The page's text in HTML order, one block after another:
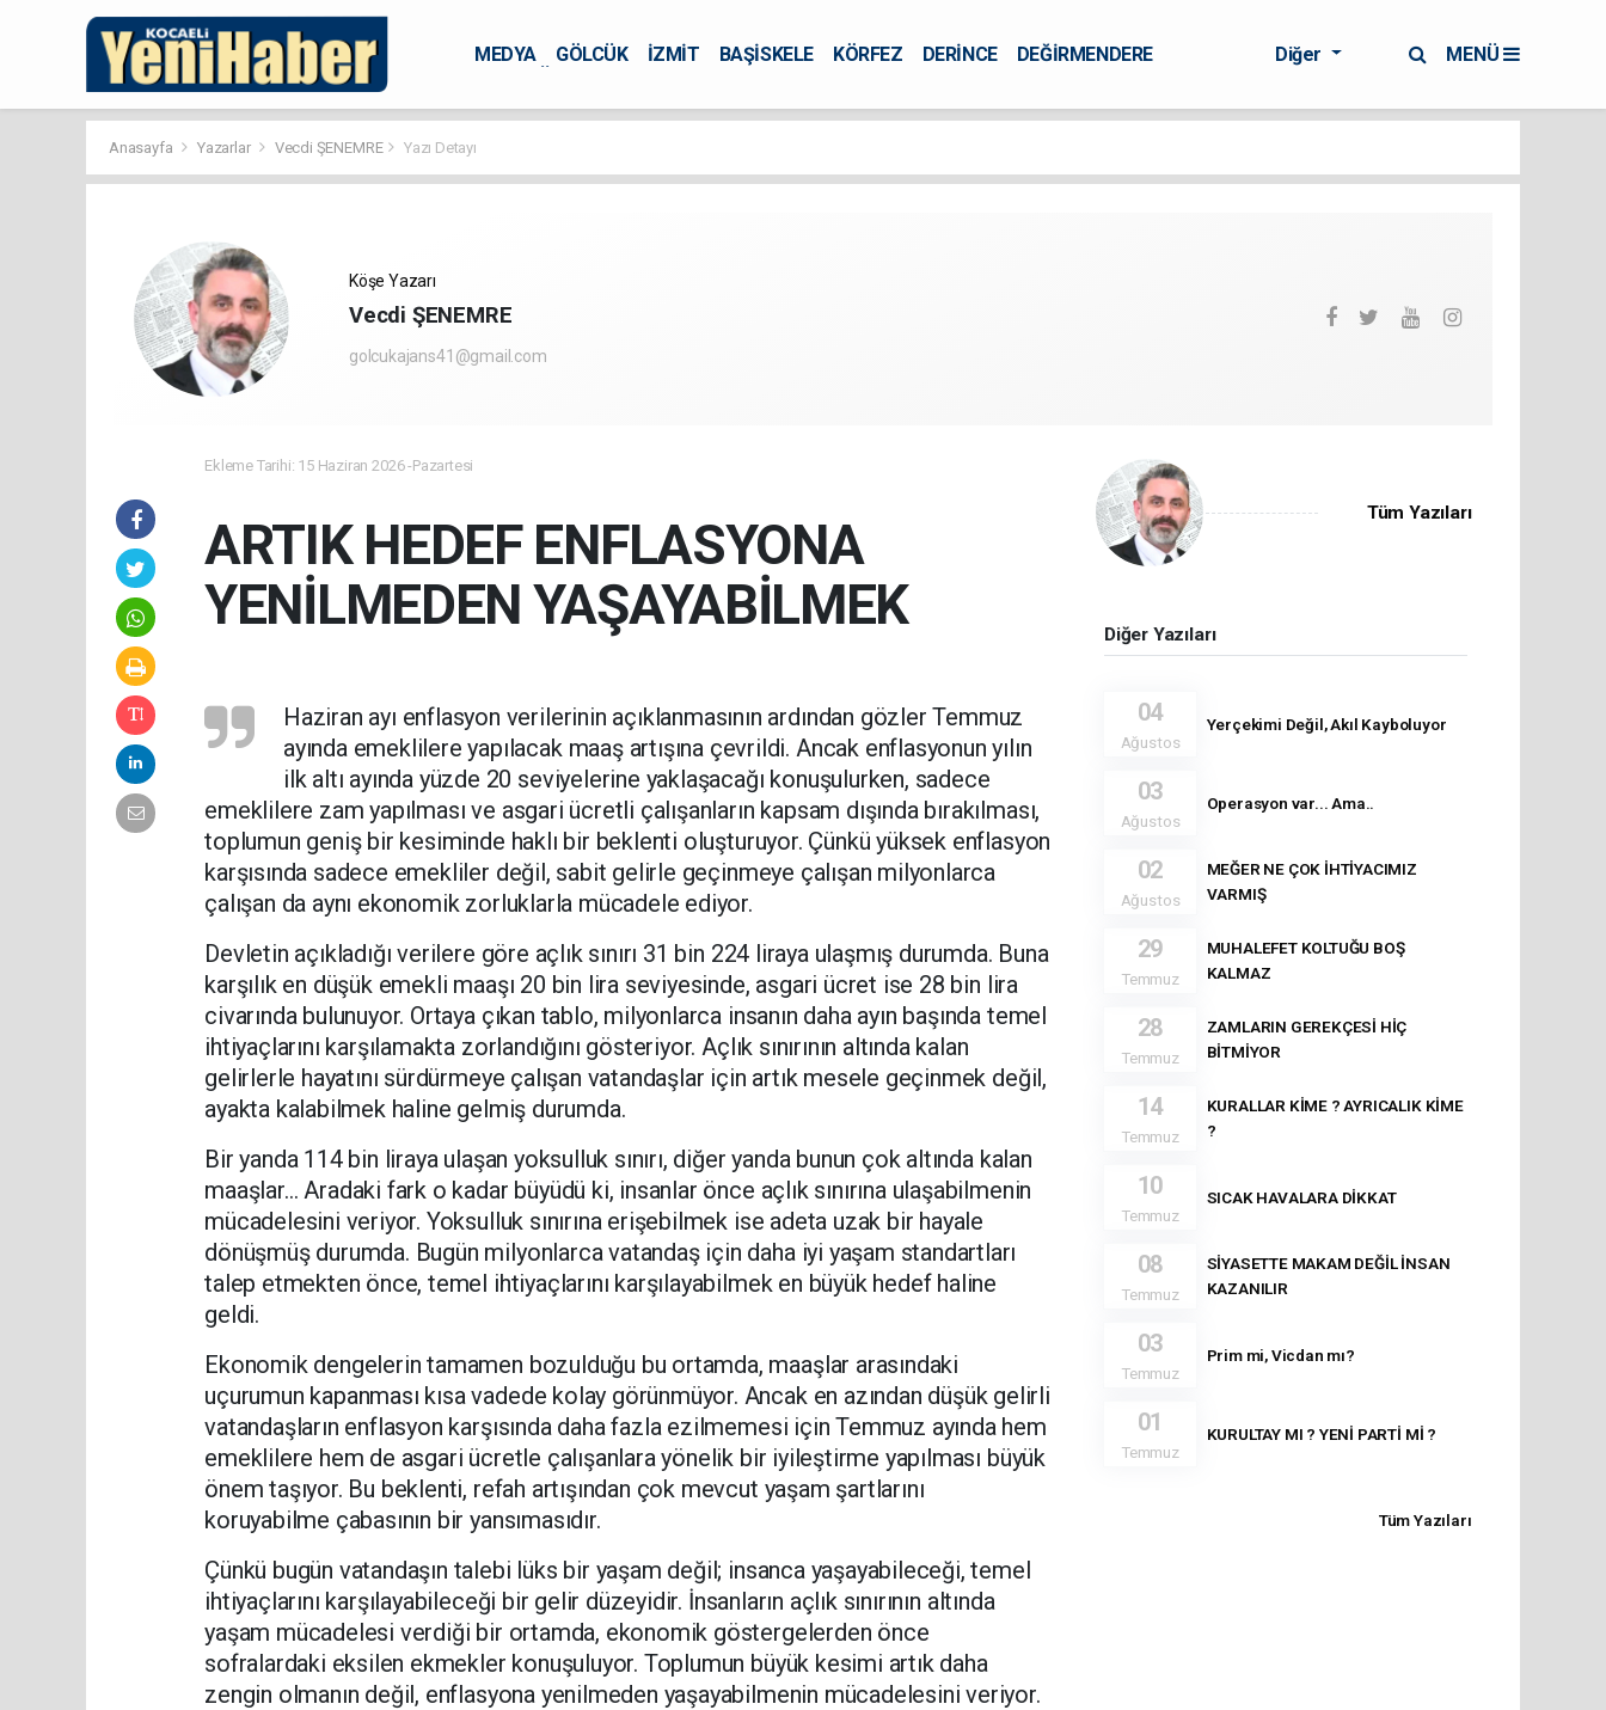
MEDYA GÖLCÜK İZMİT BAŞİSKELE KÖRFEZ DERİNCE
DEĞİRMENDERE
Diğer MENÜ
Anasayfa Yazarlar Vecdi ŞENEMRE Yazı Detayı
Köşe Yazarı
Vecdi ŞENEMRE
golcukajans41@gmail.com
Ekleme Tarihi: 15 Haziran 2026 -Pazartesi
ARTIK HEDEF ENFLASYONA
YENİLMEDEN YAŞAYABİLMEK
Haziran ayı enflasyon verilerinin açıklanmasının ardından gözler Temmuz
ayında emeklilere yapılacak maaş artışına çevrildi. Ancak enflasyonun yılın
ilk altı ayında yüzde 20 seviyelerine yaklaşacağı konuşulurken, sadece
emeklilere zam yapılması ve asgari ücretli çalışanların kapsam dışında bırakılması,
toplumun geniş bir kesiminde haklı bir beklenti oluşturuyor. Çünkü yüksek enflasyon
karşısında sadece emekliler değil, sabit gelirle geçinmeye çalışan milyonlarca
çalışan da aynı ekonomik zorluklarla mücadele ediyor.
Devletin açıkladığı verilere göre açlık sınırı 31 bin 224 liraya ulaşmış durumda. Buna
karşılık en düşük emekli maaşı 20 bin lira seviyesinde, asgari ücret ise 28 bin lira
civarında bulunuyor. Ortaya çıkan tablo, milyonlarca insanın daha ayın başında temel
ihtiyaçlarını karşılamakta zorlandığını gösteriyor. Açlık sınırının altında kalan
gelirlerle hayatını sürdürmeye çalışan vatandaşlar için artık mesele geçinmek değil,
ayakta kalabilmek haline gelmiş durumda.
Bir yanda 114 bin liraya ulaşan yoksulluk sınırı, diğer yanda bunun çok altında kalan
maaşlar… Aradaki fark o kadar büyüdü ki, insanlar önce açlık sınırına ulaşabilmenin
mücadelesini veriyor. Yoksulluk sınırına erişebilmek ise adeta uzak bir hayale
dönüşmüş durumda. Bugün milyonlarca vatandaş için daha iyi yaşam standartları
talep etmekten önce, temel ihtiyaçlarını karşılayabilmek en büyük hedef haline
geldi.
Ekonomik dengelerin tamamen bozulduğu bu ortamda, maaşlar arasındaki
uçurumun kapanması kısa vadede kolay görünmüyor. Ancak en azından düşük gelirli
vatandaşların enflasyon karşısında daha fazla ezilmemesi için Temmuz ayında hem
emeklilere hem de asgari ücretle çalışanlara yönelik bir iyileştirme yapılması büyük
önem taşıyor. Bu beklenti, refah artışından çok mevcut yaşam şartlarını
koruyabilme çabasının bir yansımasıdır.
Çünkü bugün vatandaşın talebi lüks bir yaşam değil; insanca yaşayabileceği, temel
ihtiyaçlarını karşılayabileceği bir gelir düzeyidir. İnsanların açlık sınırının altında
yaşam mücadelesi verdiği bir ortamda, ekonomik göstergelerden önce
sofralardaki eksilen ekmekler konuşuluyor. Toplumun büyük kesimi artık daha
zengin olmanın değil, enflasyona yenilmeden yaşayabilmenin mücadelesini veriyor.
Tüm Yazıları
Diğer Yazıları
04
Ağustos
Yerçekimi Değil, Akıl Kayboluyor
03
Ağustos
Operasyon var... Ama..
02
Ağustos
MEĞER NE ÇOK İHTİYACIMIZ
VARMIŞ
29
Temmuz
MUHALEFET KOLTUĞU BOŞ
KALMAZ
28
Temmuz
ZAMLARIN GEREKÇESİ HİÇ
BİTMİYOR
14
Temmuz
KURALLAR KİME ? AYRICALIK KİME
?
10
Temmuz
SICAK HAVALARA DİKKAT
08
Temmuz
SİYASETTE MAKAM DEĞİL İNSAN
KAZANILIR
03
Temmuz
Prim mi, Vicdan mı?
01
Temmuz
KURULTAY MI ? YENİ PARTİ Mİ ?
Tüm Yazıları